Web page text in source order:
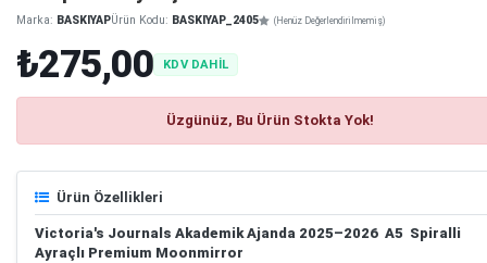
Marka: BASKIYAPÜrün Kodu: BASKIYAP_2405 (Henüz Değerlendirilmemiş)
₺275,00 KDV DAHİL
Üzgünüz, Bu Ürün Stokta Yok!
Ürün Özellikleri
Victoria's Journals Akademik Ajanda 2025–2026 A5 Spiralli
Ayraçlı Premium Moonmirror